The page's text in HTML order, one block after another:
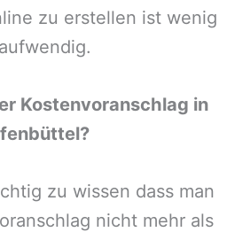
zu erstellen ist wenig
Kostenvoranschlag in
?
zu wissen dass man
nicht mehr als